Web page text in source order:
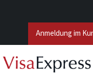
Anmeldung im